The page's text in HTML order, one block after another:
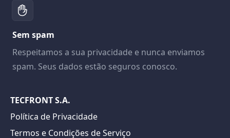
Sem spam
Respeitamos a sua privacidade e nunca enviamos
spam. Seus dados estão seguros conosco.
TECFRONT S.A.
Política de Privacidade
Termos e Condições de Serviço